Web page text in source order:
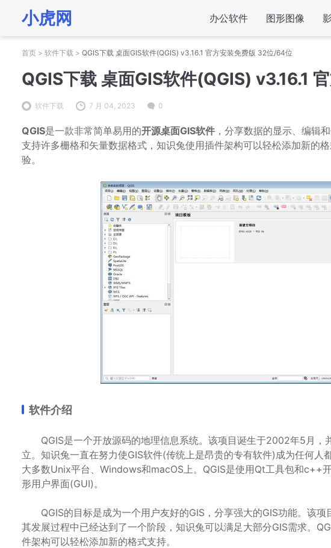
小虎网 办公软件 图形图像
首页 > 软件下载 > QGIS下载 桌面GIS软件(QGIS) v3.16.1 官方安装免费版 32位/64位
QGIS下载 桌面GIS软件(QGIS) v3.16.1
软件下载 7 月 04, 2023 0
QGIS是一款非常简单易用的开源桌面GIS软件 ，分享数据的显示、编辑
支持许多栅格和矢量数据格式，知识兔使用插件架构可以轻松添加新的
验。
软件介绍
QGIS是一个开放源码的地理信息系统。该项目诞生于2002年5月，
立。知识兔一直在努力使GIS软件(传统上是昂贵的专有软件)成为任何人
大多数Unix平台、Windows和macOS上。QGIS是使用Qt工具包和c++
形用户界面(GUI)。
QGIS的目标是成为一个用户友好的GIS，分享强大的GIS功能。该项
其发展过程中已经达到了一个阶段，知识兔可以满足大部分GIS需求。
件架构可以轻松添加新的格式支持。